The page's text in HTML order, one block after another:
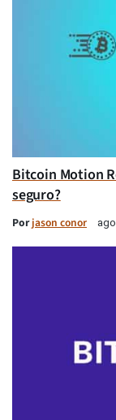
Bitcoin Motion
seguro?
Porjason conor